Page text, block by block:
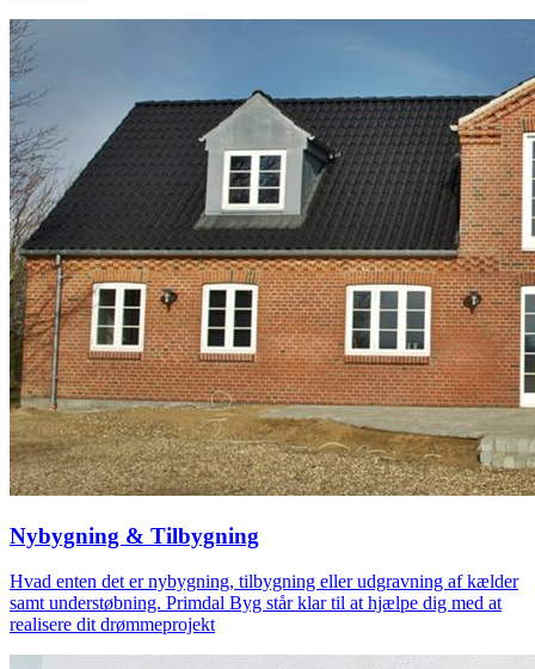
Nybygning & Tilbygning
Hvad enten det er nybygning, tilbygning eller udgravning af kælder
samt understøbning. Primdal Byg står klar til at hjælpe dig med at
realisere dit drømmeprojekt